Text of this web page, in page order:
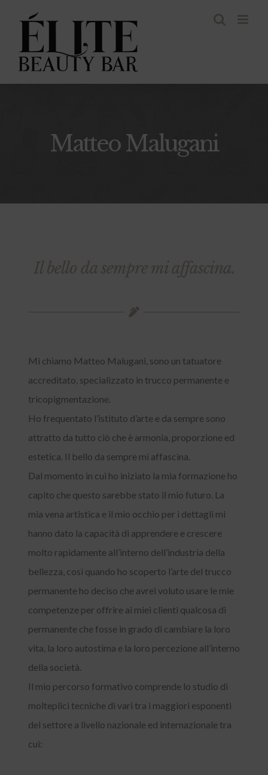
contenuto
Matteo Malugani
Il bello da sempre mi affascina.
Mi chiamo Matteo Malugani, sono un tatuatore
accreditato, specializzato in trucco permanente e
tricopigmentazione.
Ho frequentato l’istituto d’arte e da sempre sono
attratto da tutto ciò che è armonia, proporzione ed
estetica. Il bello da sempre mi affascina.
Dal momento in cui ho iniziato la mia formazione ho
capito che questo sarebbe stato il mio futuro. La
mia vena artistica e il mio occhio per i dettagli mi
hanno dato la capacità di apprendere e crescere
molto rapidamente all’interno dell’industria della
bellezza, così quando ho scoperto l’arte del trucco
permanente ho deciso che avrei voluto usare le mie
competenze per offrire ai miei clienti qualcosa di
permanente che fosse in grado di cambiare la loro
vita, la loro autostima e la loro percezione all’interno
della società.
Il mio percorso formativo comprende lo studio di
molteplici tecniche di vari tra i maggiori esponenti
del settore a livello nazionale ed internazionale tra
cui: